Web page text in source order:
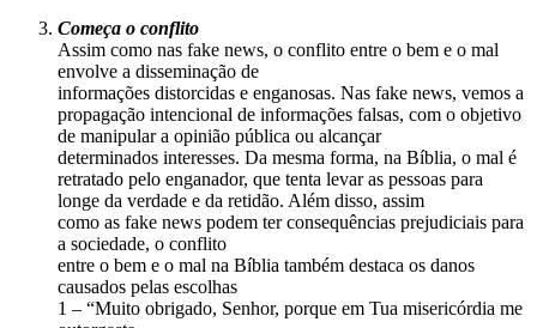
Começa o conflito
Assim como nas fake news, o conflito entre o bem e o mal
envolve a disseminação de
informações distorcidas e enganosas. Nas fake news, vemos a
propagação intencional de informações falsas, com o objetivo
de manipular a opinião pública ou alcançar
determinados interesses. Da mesma forma, na Bíblia, o mal é
retratado pelo enganador, que tenta levar as pessoas para
longe da verdade e da retidão. Além disso, assim
como as fake news podem ter consequências prejudiciais para
a sociedade, o conflito
entre o bem e o mal na Bíblia também destaca os danos
causados pelas escolhas
1 – “Muito obrigado, Senhor, porque em Tua misericórdia me